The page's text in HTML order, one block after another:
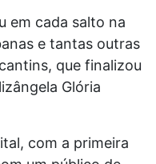
em cada salto na
e tantas outras
que finalizou
Glória
com a primeira